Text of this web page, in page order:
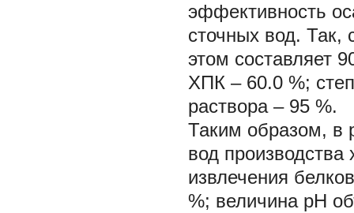
эффективность
сточных вод. Так,
этом составляет
ХПК – 60.0 %;
раствора – 95 %.
Таким образом, в
вод
извлечения
%; величина рН